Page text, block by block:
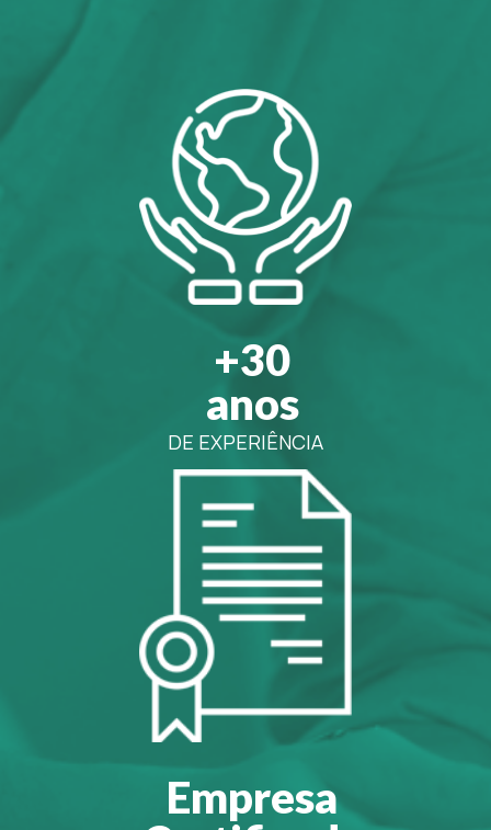
+30
anos
DE EXPERIÊNCIA
Empresa